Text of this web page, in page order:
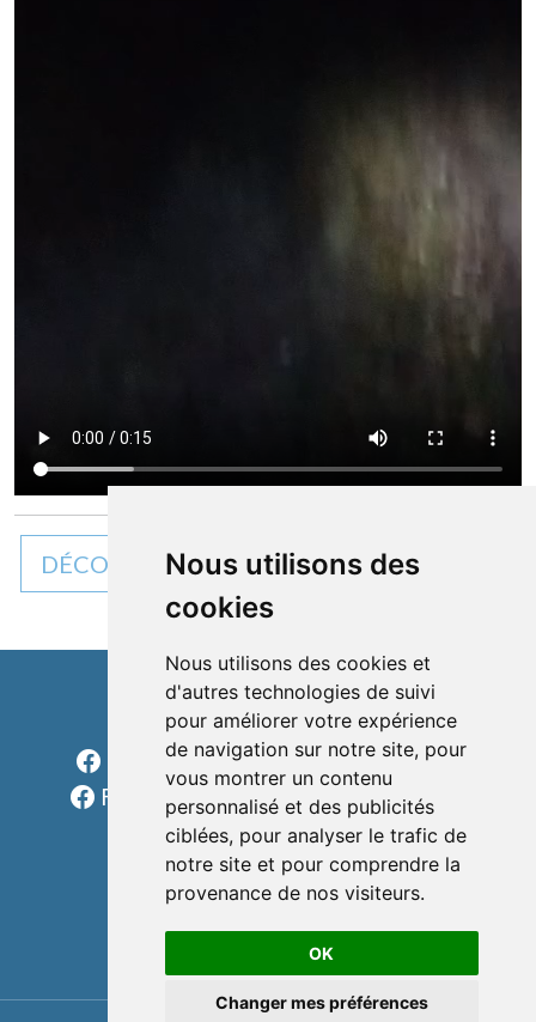
Nous utilisons des
cookies
Nous utilisons des cookies et
d'autres technologies de suivi
pour améliorer votre expérience
de navigation sur notre site, pour
vous montrer un contenu
personnalisé et des publicités
ciblées, pour analyser le trafic de
notre site et pour comprendre la
provenance de nos visiteurs.
OK
Changer mes préférences
DÉCOUVREZ TOUTES NOS ACTUALITÉS
Cléon d'Andran
Facebook Charols Sports Loisirs
Facebook Les rondes charolaises
formulaire
téléphone
e-mail